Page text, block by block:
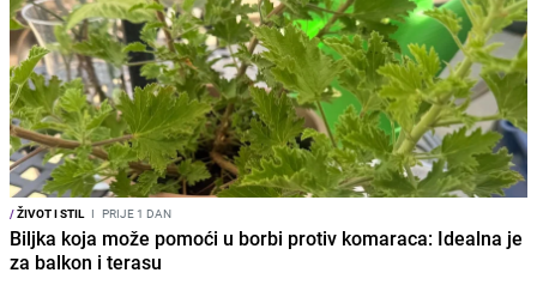
/ŽIVOT I STIL I PRIJE 1 DAN
Biljka koja može pomoći u borbi protiv komaraca: Idealna je
za balkon i terasu